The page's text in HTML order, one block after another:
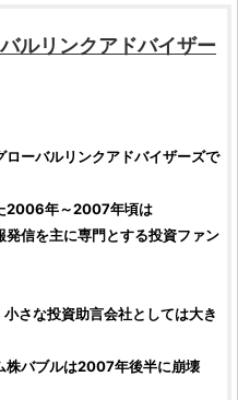
ルリンクアドバイザー
ローバルリンクアドバイザーズで
2006年～2007年頃は
発信を主に専門とする投資ファン
小さな投資助言会社としては大き
株バブルは2007年後半に崩壊